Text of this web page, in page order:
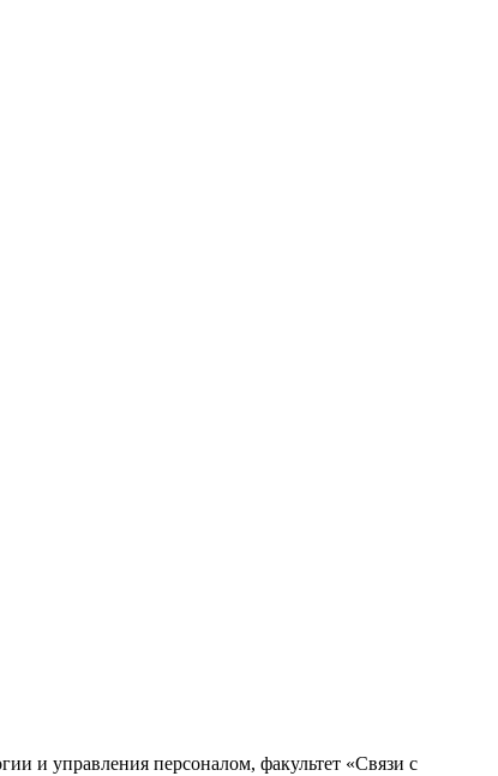
и управления персоналом, факультет «Связи с